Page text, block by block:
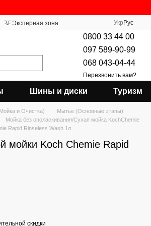
💡 Эксперная зона Укр Рус
0800 33 44 00
097 589-90-99
068 043-04-44
Перезвонить вам?
Шины и диски Туризм
и Очистка)
Мытье (Основные этапы)
Мойка без ополаскивания/Сухая мойка KochChemie
Rapid Rinseless Wash 1л
мойки Koch Chemie Rapid
скидки